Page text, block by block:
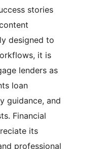
stories
designed to
it is
lenders as
loan
guidance, and
Financial
its
professional